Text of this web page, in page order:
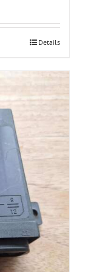
Details